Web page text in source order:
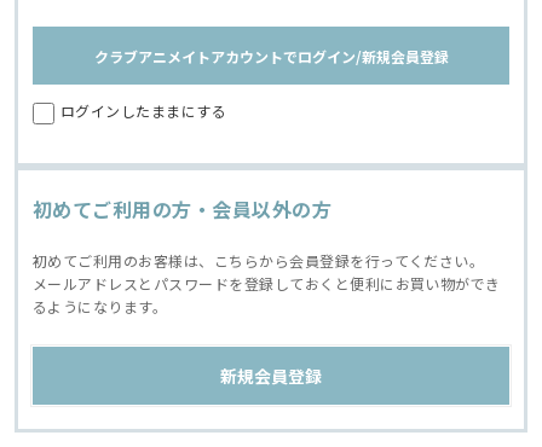
クラブアニメイトアカウントでログイン/新規会員登録
ログインしたままにする
初めてご利用の方・会員以外の方
初めてご利用のお客様は、こちらから会員登録を行ってください。
メールアドレスとパスワードを登録しておくと便利にお買い物ができ
るようになります。